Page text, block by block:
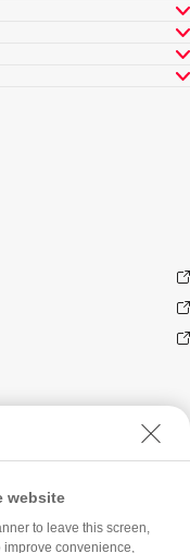
website
to leave this screen,
convenience,